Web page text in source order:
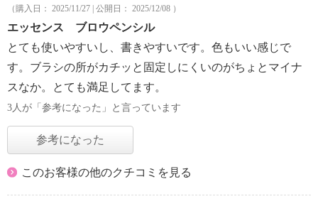
（購入日： 2025/11/27 | 公開日： 2025/12/08 ）
エッセンス ブロウペンシル
とても使いやすいし、書きやすいです。色もいい感じで
す。ブラシの所がカチッと固定しにくいのがちょとマイナ
スなか。とても満足してます。
3人が「参考になった」と言っています
参考になった
このお客様の他のクチコミを見る